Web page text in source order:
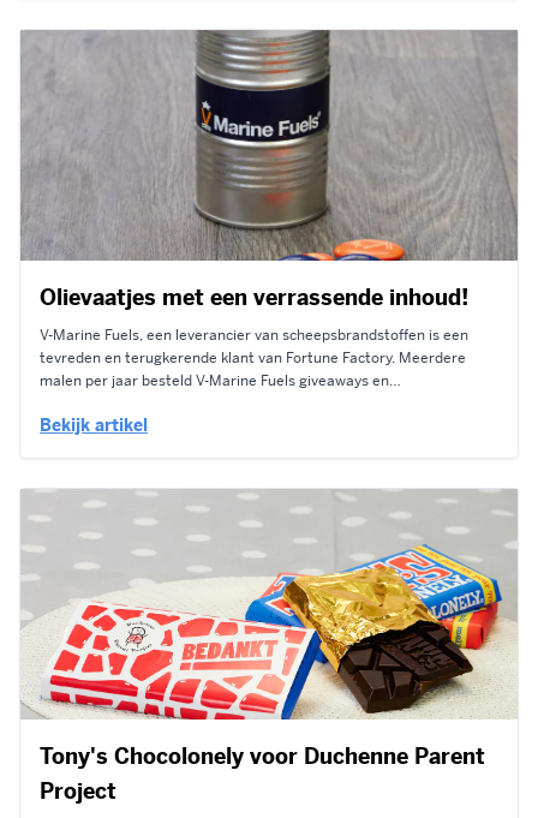
Olievaatjes met een verrassende inhoud!
V-Marine Fuels, een leverancier van scheepsbrandstoffen is een
tevreden en terugkerende klant van Fortune Factory. Meerdere
malen per jaar besteld V-Marine Fuels giveaways en
feestdagen. Ditmaal zocht V-Marine Fuels een welkomstgeschenk
Bekijk artikel
Tony's Chocolonely voor Duchenne Parent
Project